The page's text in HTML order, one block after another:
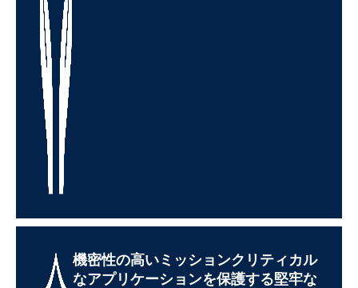
機密性の高いミッションクリティカル
なアプリケーションを保護する堅牢な